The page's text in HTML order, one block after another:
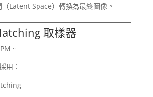
（Latent Space）轉換為最終圖像。
取樣器
。
用：